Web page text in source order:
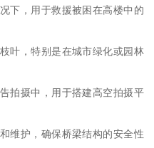
下，用于救援被困在高楼中的
叶，特别是在城市绿化或园林
拍摄中，用于搭建高空拍摄平
维护，确保桥梁结构的安全性